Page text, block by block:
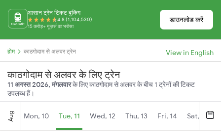
आसान ट्रेन टिकट बुकिंग
4.8 (1,104,530)
15 करोड़+ यूज़र्स का भरोसा
डाउनलोड करें
होम काठगोदाम से अलवर ट्रेन View in English
काठगोदाम से अलवर के लिए ट्रेन
11 अगस्त 2026, मंगलवारके लिए काठगोदाम से अलवर के बीच 1 ट्रेनों की टिकट
उपलब्ध हैं।
Aug Mon, 10 Tue, 11 Wed, 12 Thu, 13 Fri, 14 Sat, 15